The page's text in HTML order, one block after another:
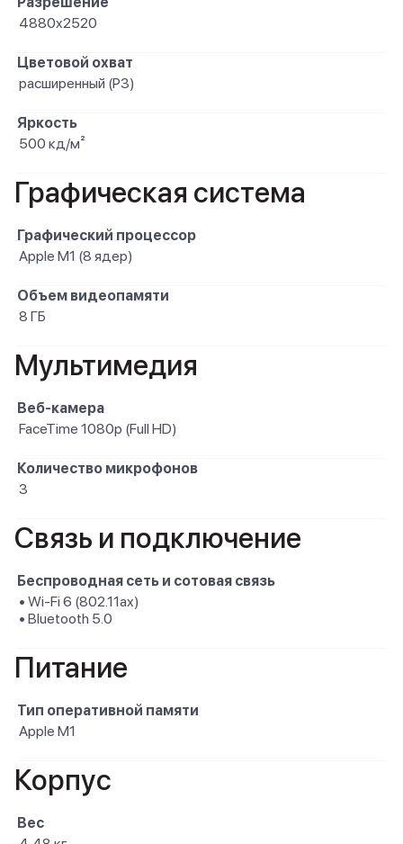
4880x2520
Цветовой охват
расширенный (P3)
Яркость
500 кд/м²
Графическая система
Графический процессор
Apple M1 (8 ядер)
Объем видеопамяти
8 ГБ
Мультимедия
Веб-камера
FaceTime 1080p (Full HD)
Количество микрофонов
3
Связь и подключение
Беспроводная сеть и сотовая связь
• Wi-Fi 6 (802.11ax)
• Bluetooth 5.0
Питание
Тип оперативной памяти
Apple M1
Корпус
Вес